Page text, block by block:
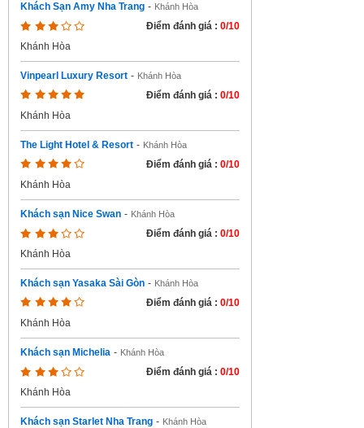
Khách Sạn Amy Nha Trang - Khánh Hòa
Điểm đánh giá : 0/10
Khánh Hòa
Vinpearl Luxury Resort - Khánh Hòa
Điểm đánh giá : 0/10
Khánh Hòa
The Light Hotel & Resort - Khánh Hòa
Điểm đánh giá : 0/10
Khánh Hòa
Khách sạn Nice Swan - Khánh Hòa
Điểm đánh giá : 0/10
Khánh Hòa
Khách sạn Yasaka Sài Gòn - Khánh Hòa
Điểm đánh giá : 0/10
Khánh Hòa
Khách sạn Michelia - Khánh Hòa
Điểm đánh giá : 0/10
Khánh Hòa
Khách sạn Starlet Nha Trang - Khánh Hòa